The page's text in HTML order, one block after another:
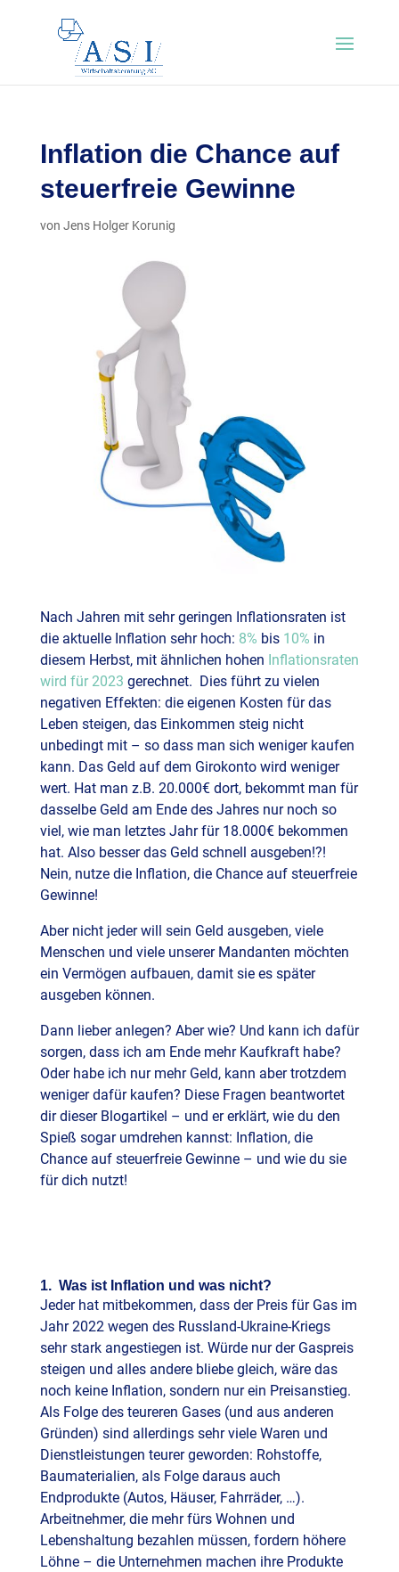
Inflation die Chance auf
steuerfreie Gewinne
von Jens Holger Korunig
Nach Jahren mit sehr geringen Inflationsraten ist
die aktuelle Inflation sehr hoch: 8% bis 10% in
diesem Herbst, mit ähnlichen hohen Inflationsraten
wird für 2023 gerechnet. Dies führt zu vielen
negativen Effekten: die eigenen Kosten für das
Leben steigen, das Einkommen steig nicht
unbedingt mit – so dass man sich weniger kaufen
kann. Das Geld auf dem Girokonto wird weniger
wert. Hat man z.B. 20.000€ dort, bekommt man für
dasselbe Geld am Ende des Jahres nur noch so
viel, wie man letztes Jahr für 18.000€ bekommen
hat. Also besser das Geld schnell ausgeben!?!
Nein, nutze die Inflation, die Chance auf steuerfreie
Gewinne!
Aber nicht jeder will sein Geld ausgeben, viele
Menschen und viele unserer Mandanten möchten
ein Vermögen aufbauen, damit sie es später
ausgeben können.
Dann lieber anlegen? Aber wie? Und kann ich dafür
sorgen, dass ich am Ende mehr Kaufkraft habe?
Oder habe ich nur mehr Geld, kann aber trotzdem
weniger dafür kaufen? Diese Fragen beantwortet
dir dieser Blogartikel – und er erklärt, wie du den
Spieß sogar umdrehen kannst: Inflation, die
Chance auf steuerfreie Gewinne – und wie du sie
für dich nutzt!
1. Was ist Inflation und was nicht?
Jeder hat mitbekommen, dass der Preis für Gas im
Jahr 2022 wegen des Russland-Ukraine-Kriegs
sehr stark angestiegen ist. Würde nur der Gaspreis
steigen und alles andere bliebe gleich, wäre das
noch keine Inflation, sondern nur ein Preisanstieg.
Als Folge des teureren Gases (und aus anderen
Gründen) sind allerdings sehr viele Waren und
Dienstleistungen teurer geworden: Rohstoffe,
Baumaterialien, als Folge daraus auch
Endprodukte (Autos, Häuser, Fahrräder, …).
Arbeitnehmer, die mehr fürs Wohnen und
Lebenshaltung bezahlen müssen, fordern höhere
Löhne – die Unternehmen machen ihre Produkte